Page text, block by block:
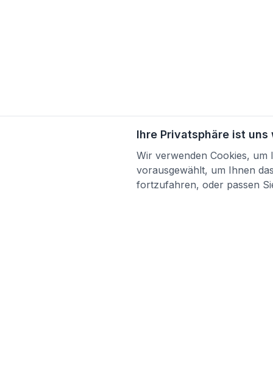
Ihre Privatsphäre ist uns
Wir verwenden Cookies,
vorausgewählt, um Ihnen
fortzufahren, oder passen